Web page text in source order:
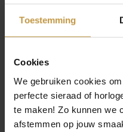
Toestemming
Cookies
We gebruiken cookies
perfecte sieraad of
te maken! Zo kunnen we
afstemmen op jouw
AZE JUNIOR DINGHY
ARMBAND 16,5CM AJ-
Direct leverbaar, 1
49,90